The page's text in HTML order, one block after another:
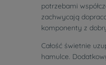
potrzebami
zachwycają
komponenty z
Całość świetnie
hamulce.